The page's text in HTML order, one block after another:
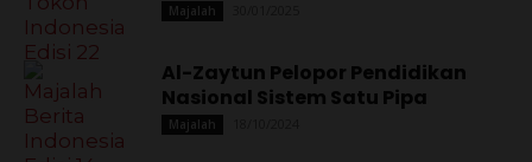
Majalah
Al-Zaytun Pelopor Pendidikan
Nasional Sistem Satu Pipa
Majalah